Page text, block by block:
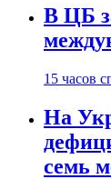
В ЦБ
15 часов
На
семь